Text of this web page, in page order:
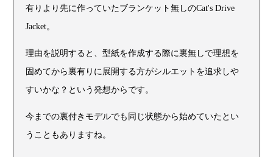
有りより先に作っていたブランケット無しのCat's Drive
Jacket。
理由を説明すると、型紙を作成する際に裏無しで理想を
固めてから裏有りに展開する方がシルエットを追求しや
すいかな？という発想からです。
今までの裏付きモデルでも同じ状態から始めていたとい
うこともありますね。